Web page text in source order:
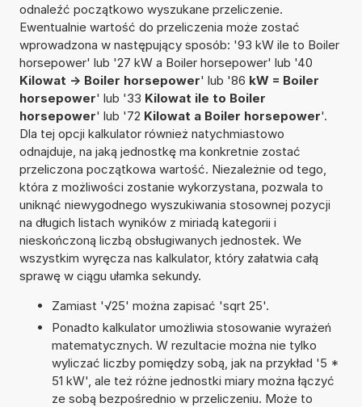
odnaleźć początkowo wyszukane przeliczenie.
Ewentualnie wartość do przeliczenia może zostać
wprowadzona w następujący sposób: '93 kW ile to Boiler
horsepower' lub '27 kW a Boiler horsepower' lub '40
Kilowat -> Boiler horsepower' lub '86 kW = Boiler
horsepower' lub '33 Kilowat ile to Boiler
horsepower' lub '72 Kilowat a Boiler horsepower'.
Dla tej opcji kalkulator również natychmiastowo
odnajduje, na jaką jednostkę ma konkretnie zostać
przeliczona początkowa wartość. Niezależnie od tego,
która z możliwości zostanie wykorzystana, pozwala to
uniknąć niewygodnego wyszukiwania stosownej pozycji
na długich listach wyników z miriadą kategorii i
nieskończoną liczbą obsługiwanych jednostek. We
wszystkim wyręcza nas kalkulator, który załatwia całą
sprawę w ciągu ułamka sekundy.
Zamiast '√25' można zapisać 'sqrt 25'.
Ponadto kalkulator umożliwia stosowanie wyrażeń
matematycznych. W rezultacie można nie tylko
wyliczać liczby pomiędzy sobą, jak na przykład '5 *
51 kW', ale też różne jednostki miary można łączyć
ze sobą bezpośrednio w przeliczeniu. Może to